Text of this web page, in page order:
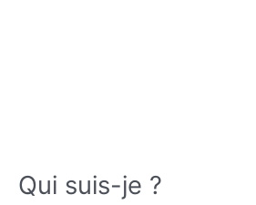
Qui suis-je ?